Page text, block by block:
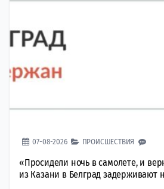
07-08-2026 ПРОИСШЕСТВИЯ
«Просидели ночь в самолете, и
из Казани в Белград задерживают